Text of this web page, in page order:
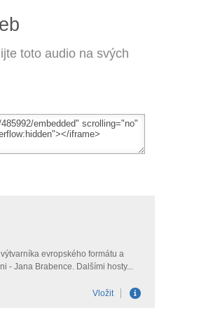
toto audio na svých